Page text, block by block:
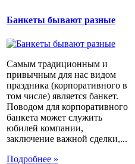
Банкеты бывают разные
Самым традиционным и
привычным для нас видом
праздника (корпоративного в
том числе) является банкет.
Поводом для корпоративного
банкета может служить
юбилей компании,
заключение важной сделки,...
Подробнее »